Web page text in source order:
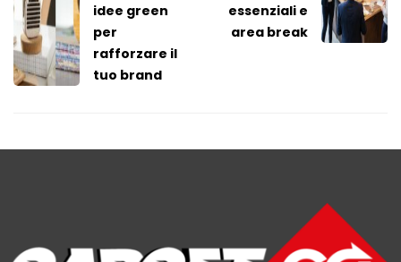
idee green
per
rafforzare il
tuo brand
essenziali e
area break